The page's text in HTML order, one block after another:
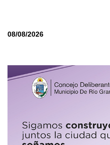
08/08/2026